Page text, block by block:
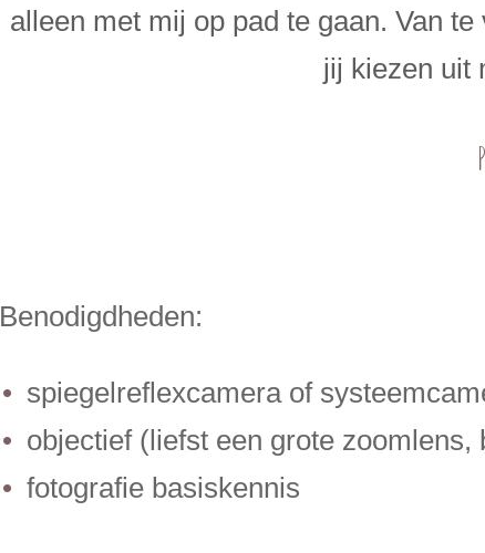
alleen met mij op pad te gaan. Van
jij kiezen uit
Benodigdheden:
spiegelreflexcamera of
objectief (liefst een grote zoomlens,
fotografie